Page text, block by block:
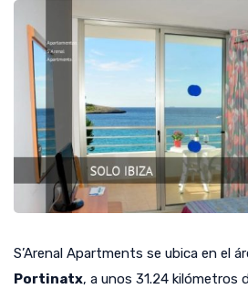
S’Arenal Apartments se ubica en el
Portinatx, a unos 31.24 kilómetros